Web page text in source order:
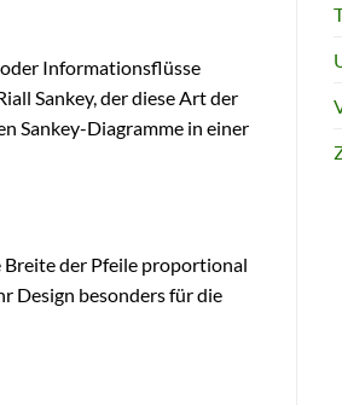
Informationsflüsse
Sankey, der diese Art der
Sankey-Diagramme in einer
Breite der Pfeile proportional
Design besonders für die